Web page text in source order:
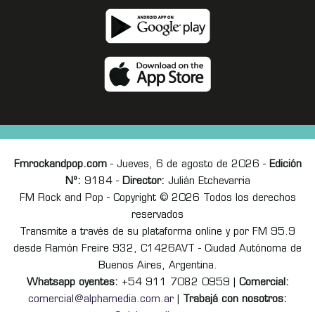
Fmrockandpop.com- Jueves, 6 de agosto de 2026 - Edición
Nº: 9184 - Director: Julián Etchevarria
FM Rock and Pop - Copyright © 2026 Todos los derechos
reservados
Transmite a través de su plataforma online y por FM 95.9
desde Ramón Freire 932, C1426AVT - Ciudad Autónoma de
Buenos Aires, Argentina.
Whatsapp oyentes: +54 911 7082 0959 | Comercial:
comercial@alphamedia.com.ar
Trabajá con nosotros: